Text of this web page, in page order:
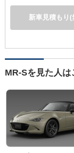
新車見積もり(
MR-Sを見た人